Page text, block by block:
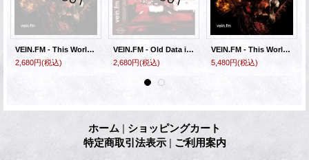
VEIN.FM - This World Is Going To Ruin You [CD]
2,680円(税込)
VEIN.FM - Old Data in a New Machine Vol.1 [CD]
2,680円(税込)
VEIN.FM - This World Is Going To Ruin You (Cloudy Swamp Green) [LP]
5,480円(税込)
ホーム | ショッピングカート
特定商取引法表示 | ご利用案内